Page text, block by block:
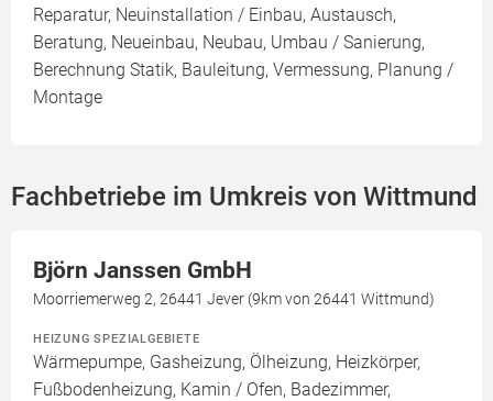
Reparatur, Neuinstallation / Einbau, Austausch,
Beratung, Neueinbau, Neubau, Umbau / Sanierung,
Berechnung Statik, Bauleitung, Vermessung, Planung /
Montage
Fachbetriebe im Umkreis von Wittmund
Björn Janssen GmbH
Moorriemerweg 2, 26441 Jever (9km von 26441 Wittmund)
HEIZUNG SPEZIALGEBIETE
Wärmepumpe, Gasheizung, Ölheizung, Heizkörper,
Fußbodenheizung, Kamin / Ofen, Badezimmer,